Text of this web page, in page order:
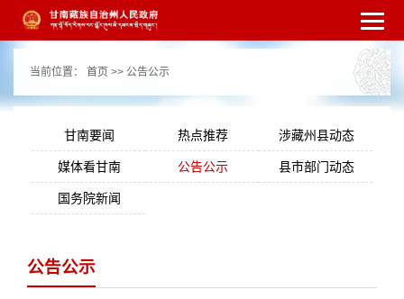
网站无障
碍 打开适老化模式 登录
当前位置： 首页 >> 公告公示
甘南要闻 热点推荐 涉藏州县动态
媒体看甘南 公告公示 县市部门动态
国务院新闻
公告公示